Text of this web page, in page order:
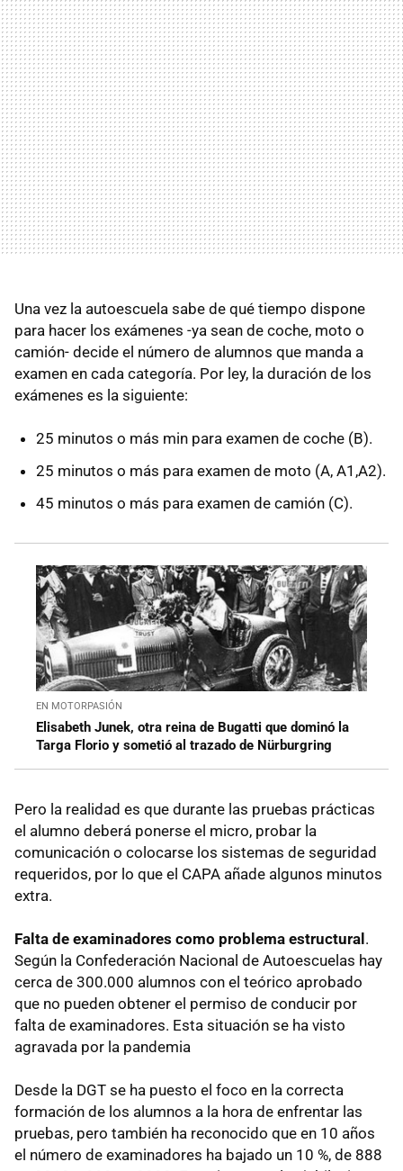
Una vez la autoescuela sabe de qué tiempo dispone
para hacer los exámenes -ya sean de coche, moto o
camión- decide el número de alumnos que manda a
examen en cada categoría. Por ley, la duración de los
exámenes es la siguiente:
25 minutos o más min para examen de coche (B).
25 minutos o más para examen de moto (A, A1,A2).
45 minutos o más para examen de camión (C).
EN MOTORPASIÓN
Elisabeth Junek, otra reina de Bugatti que dominó la
Targa Florio y sometió al trazado de Nürburgring
Pero la realidad es que durante las pruebas prácticas
el alumno deberá ponerse el micro, probar la
comunicación o colocarse los sistemas de seguridad
requeridos, por lo que el CAPA añade algunos minutos
extra.
Falta de examinadores como problema estructural .
Según la Confederación Nacional de Autoescuelas hay
cerca de 300.000 alumnos con el teórico aprobado
que no pueden obtener el permiso de conducir por
falta de examinadores. Esta situación se ha visto
agravada por la pandemia
Desde la DGT se ha puesto el foco en la correcta
formación de los alumnos a la hora de enfrentar las
pruebas, pero también ha reconocido que en 10 años
el número de examinadores ha bajado un 10 %, de 888